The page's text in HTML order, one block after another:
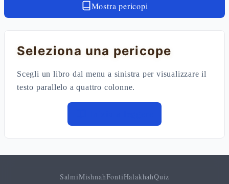
Mostra pericopi
Seleziona una pericope
Scegli un libro dal menu a sinistra per visualizzare il
testo parallelo a quattro colonne.
SalmiMishnahFontiHalakhahQuiz